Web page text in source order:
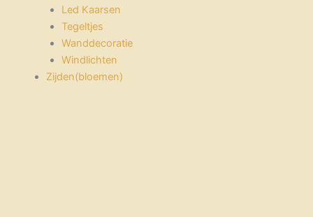
Led Kaarsen
Tegeltjes
Wanddecoratie
Windlichten
Zijden(bloemen)